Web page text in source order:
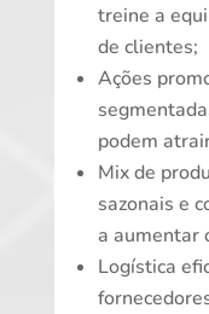
treine a
de clientes;
Ações
podem
Mix de
sazonais e
a aumentar
Logística